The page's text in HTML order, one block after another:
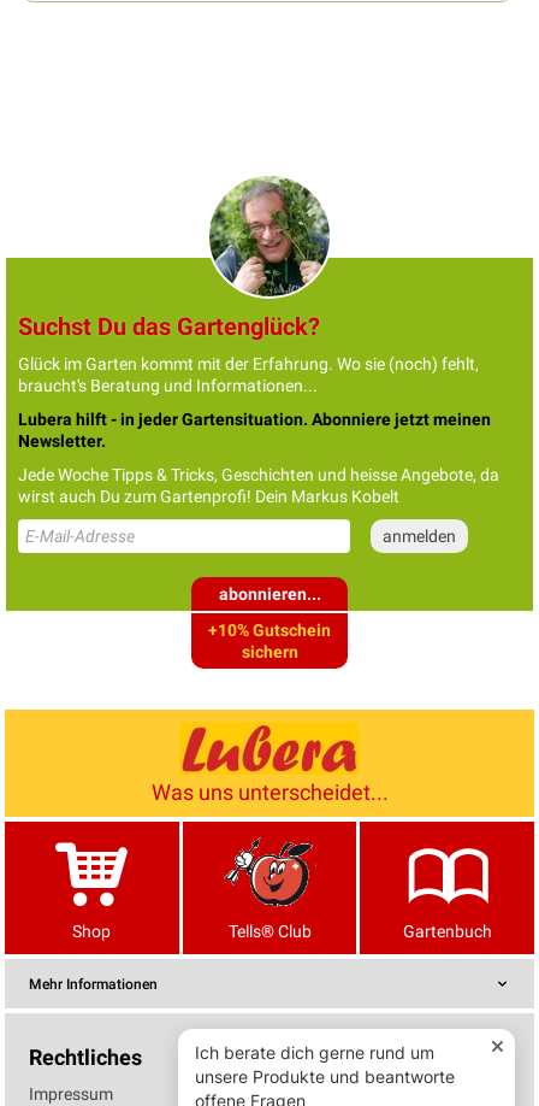
Suchst Du das Gartenglück?
Glück im Garten kommt mit der Erfahrung. Wo sie (noch) fehlt,
braucht's Beratung und Informationen...
Lubera hilft - in jeder Gartensituation. Abonniere jetzt meinen
Newsletter.
Jede Woche Tipps & Tricks, Geschichten und heisse Angebote, da
wirst auch Du zum Gartenprofi! Dein Markus Kobelt
abonnieren...
+10% Gutschein
sichern
Was uns unterscheidet...
Shop Tells® Club Gartenbuch
Mehr Informationen
Rechtliches
Impressum